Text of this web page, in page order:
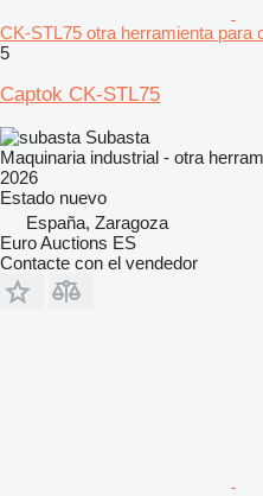
CK-STL75 otra herramienta para
5
Captok CK-STL75
Subasta
Maquinaria industrial - otra
2026
Estado nuevo
España, Zaragoza
Euro Auctions ES
Contacte con el vendedor